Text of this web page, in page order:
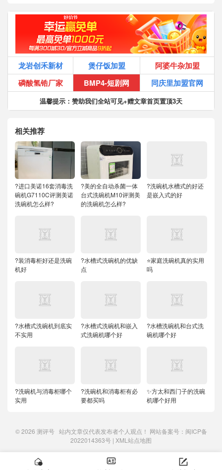
龙岩创禾新材 煲仔饭加盟
阿婆牛杂加盟
磷酸氢锆厂家
BMP4-短剧网 同庆里加盟官网
温馨提示：赞助我们全站可见+赠文章首页置顶3天
相关推荐
?进口美诺16套消毒洗
碗机G7110C评测美诺
洗碗机怎么样?
?美的全自动杀菌一体
台式洗碗机M10评测美
的洗碗机怎么样?
?洗碗机水槽式的好还
是嵌入式的好
?装消毒柜好还是洗碗
机好
?水槽式洗碗机的优缺
点
⭐家庭洗碗机真的实用
吗
?水槽式洗碗机到底实
不实用
?水槽式洗碗机和嵌入
式洗碗机哪个好
?水槽洗碗机和台式洗
碗机哪个好
?洗碗机与消毒柜哪个
实用
?洗碗机和消毒柜有必
要都买吗
✨方太和西门子的洗碗
机哪个好用
© 2026 测评号站内文章仅代表发布者个人观点！ 网站备案号： 闽ICP备
2022014363号 | XML站点地图
  